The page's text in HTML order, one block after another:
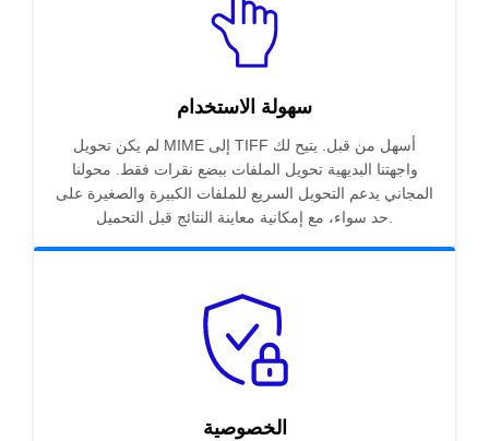
سهولة الاستخدام
لم يكن تحويل MIME إلى TIFF أسهل من قبل. يتيح لك
واجهتنا البديهية تحويل الملفات ببضع نقرات فقط. محولنا
المجاني يدعم التحويل السريع للملفات الكبيرة والصغيرة على
الخصوصية